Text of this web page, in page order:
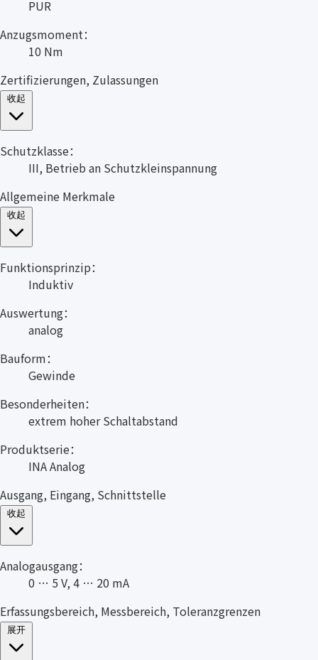
PUR
Anzugsmoment：
10 Nm
Zertifizierungen, Zulassungen
Schutzklasse：
III, Betrieb an Schutzkleinspannung
Allgemeine Merkmale
Funktionsprinzip：
Induktiv
Auswertung：
analog
Bauform：
Gewinde
Besonderheiten：
extrem hoher Schaltabstand
Produktserie：
INA Analog
Ausgang, Eingang, Schnittstelle
Analogausgang：
0 … 5 V, 4 … 20 mA
Erfassungsbereich, Messbereich, Toleranzgrenzen